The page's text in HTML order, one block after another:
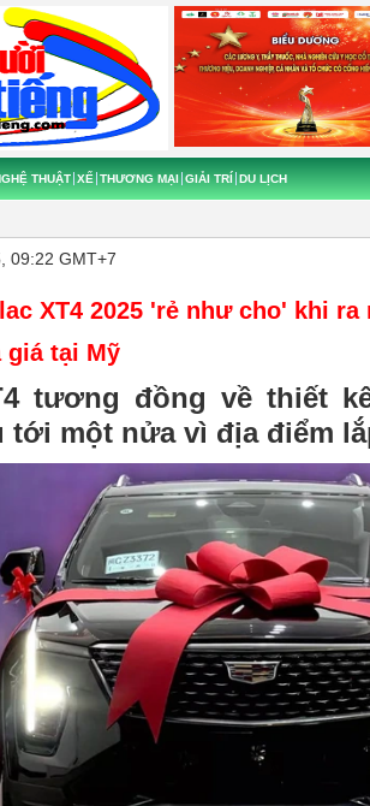
THUẬT XẾ THƯƠNG MẠI GIẢI TRÍ DU LỊCH
09:22 GMT+7
XT4 2025 'rẻ như cho' khi
giá tại Mỹ
tương đồng về thiết
tới một nửa vì địa điểm